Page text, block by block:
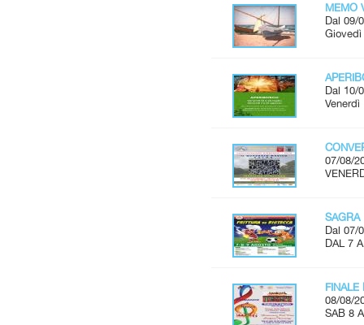
MEMO
Dal 09/
Dal 10/
07/08/
SAGRA
Dal 07/
DAL 7
FINALE
08/08/
SAB 8